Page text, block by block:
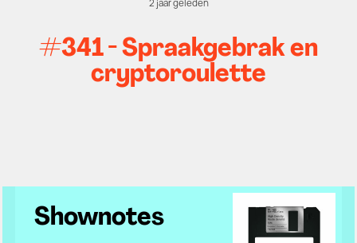
2 jaar geleden
#341 - Spraakgebrak en
cryptoroulette
Shownotes